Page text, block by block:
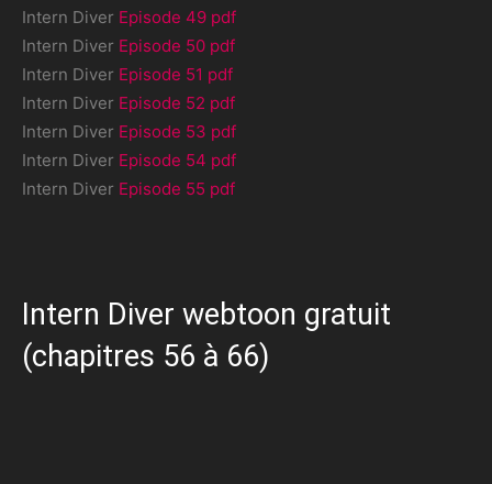
Intern Diver Episode 49 pdf
Intern Diver Episode 50 pdf
Intern Diver Episode 51 pdf
Intern Diver Episode 52 pdf
Intern Diver Episode 53 pdf
Intern Diver Episode 54 pdf
Intern Diver Episode 55 pdf
Intern Diver webtoon gratuit
(chapitres 56 à 66)